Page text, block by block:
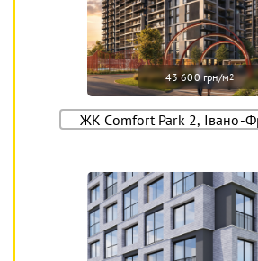
43 600 грн/м2
ЖК Comfort Park 2, Івано-